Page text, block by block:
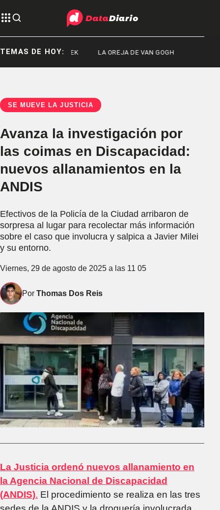
TEMAS DE HOY:
CONCERT WEEK LA OREJA DE VAN GOGH
SE MUEVE LA JUSTICIA
Avanza la investigación por
las coimas en Discapacidad:
nuevos allanamientos en la
ANDIS
Efectivos de la Policía de la Ciudad arribaron de
sorpresa al lugar para recolectar más información
sobre el caso que involucra y salpica a Javier Milei
y su entorno.
Viernes, 29 de agosto de 2025 a las 11 05
Por Thomas Dos Reis
La Justicia ordenó nuevos allanamiento en
la Agencia Nacional de Discapacidad
(ANDIS). El procedimiento se realiza en las tres